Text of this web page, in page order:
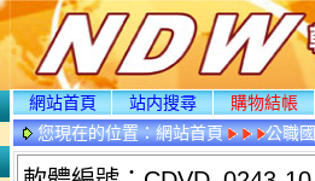
網站首頁 站内搜尋
購物結帳
您現在的位置：網站首頁
公職
光碟詳情